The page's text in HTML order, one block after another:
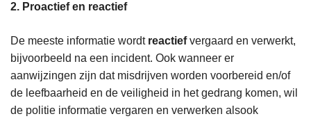
2. Proactief en reactief
De meeste informatie wordt reactiefvergaard en verwerkt,
bijvoorbeeld na een incident. Ook wanneer er
aanwijzingen zijn dat misdrijven worden voorbereid en/of
de leefbaarheid en de veiligheid in het gedrang komen, wil
de politie informatie vergaren en verwerken alsook